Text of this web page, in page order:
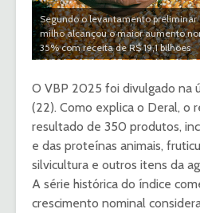
Segundo o levantamento preliminar
milho alcançou o maior aumento
35% com receita de R$ 19,1 bilhões
O VBP 2025 foi divulgado na
(22). Como explica o Deral, o
resultado de 350 produtos,
e das proteínas animais,
silvicultura e outros itens da
A série histórica do índice
crescimento nominal